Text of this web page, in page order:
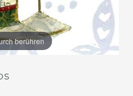
berühren